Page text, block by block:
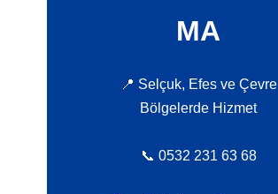
MA
📍 Selçuk, Efes ve Çevre
Bölgelerde Hizmet
📞 0532 231 63 68